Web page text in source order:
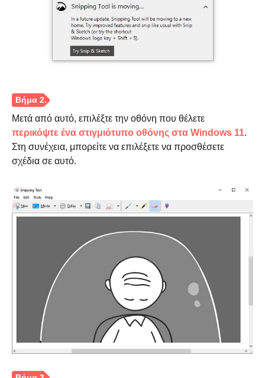
Μετά από αυτό, επιλέξτε την οθόνη που θέλετε
περικόψτε ένα στιγμιότυπο οθόνης στα Windows 11.
Στη συνέχεια, μπορείτε να επιλέξετε να προσθέσετε
σχέδια σε αυτό.